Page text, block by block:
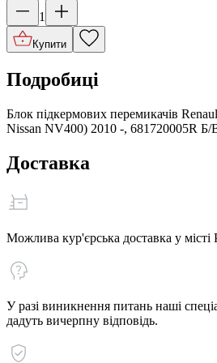
1
Купити
Подробиці
Блок підкермових перемикачів
Nissan NV400) 2010 -, 681720005R Б/
Доставка
Можлива кур'єрська доставка у місті
У разі виникнення питань наші
дадуть вичерпну відповідь.